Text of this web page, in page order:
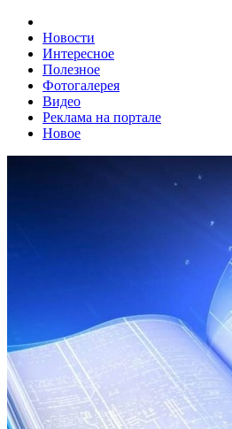
Новости
Интересное
Полезное
Фотогалерея
Видео
Реклама на портале
Новое